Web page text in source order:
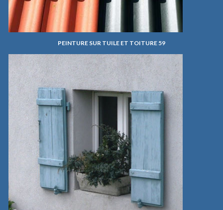
PEINTURE SUR TUILE ET TOITURE 59